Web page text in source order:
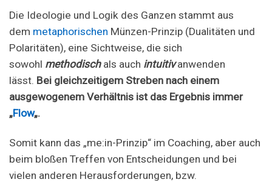
Die Ideologie und Logik des Ganzen stammt aus
dem metaphorischen Münzen-Prinzip (Dualitäten und
Polaritäten), eine Sichtweise, die sich
sowohl methodischals auch intuitivanwenden
lässt. Bei gleichzeitigem Streben nach einem
ausgewogenem Verhältnis ist das Ergebnis immer
„Flow„.
Somit kann das „me:in-Prinzip“ im Coaching, aber auch
beim bloßen Treffen von Entscheidungen und bei
vielen anderen Herausforderungen, bzw.